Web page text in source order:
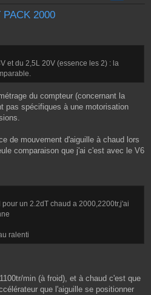
2000
et du 2,5L 20V (essence les 2) : la
du compteur (concernant la
pas spécifiques à une motorisation
de mouvement d'aiguille à chaud lors
comparaison que j'ai c'est avec le V6
un 2.2dT chaud a 2000,2200tr,j'ai
ralenti
min (à froid), et à chaud c'est que
que l'aiguille se positionner